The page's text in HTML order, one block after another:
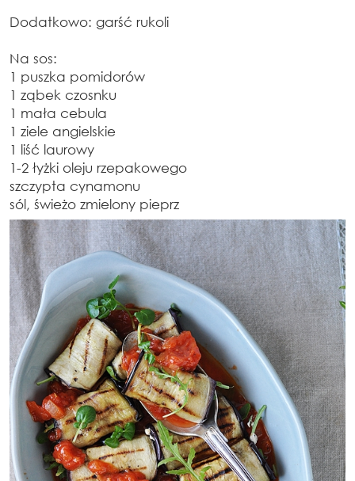
Dodatkowo: garść rukoli
Na sos:
1 puszka pomidorów
1 ząbek czosnku
1 mała cebula
1 ziele angielskie
1 liść laurowy
1-2 łyżki oleju rzepakowego
szczypta cynamonu
sól, świeżo zmielony pieprz